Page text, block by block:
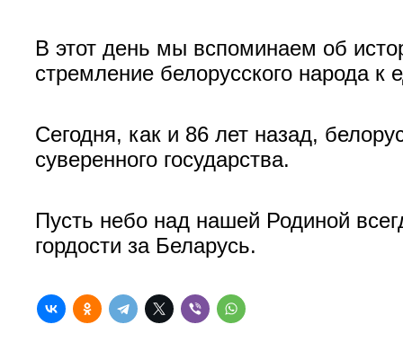
В этот день мы вспоминаем об
стремление белорусского народа к
Сегодня, как и 86 лет назад,
суверенного государства.
Пусть небо над нашей Родиной
гордости за Беларусь.